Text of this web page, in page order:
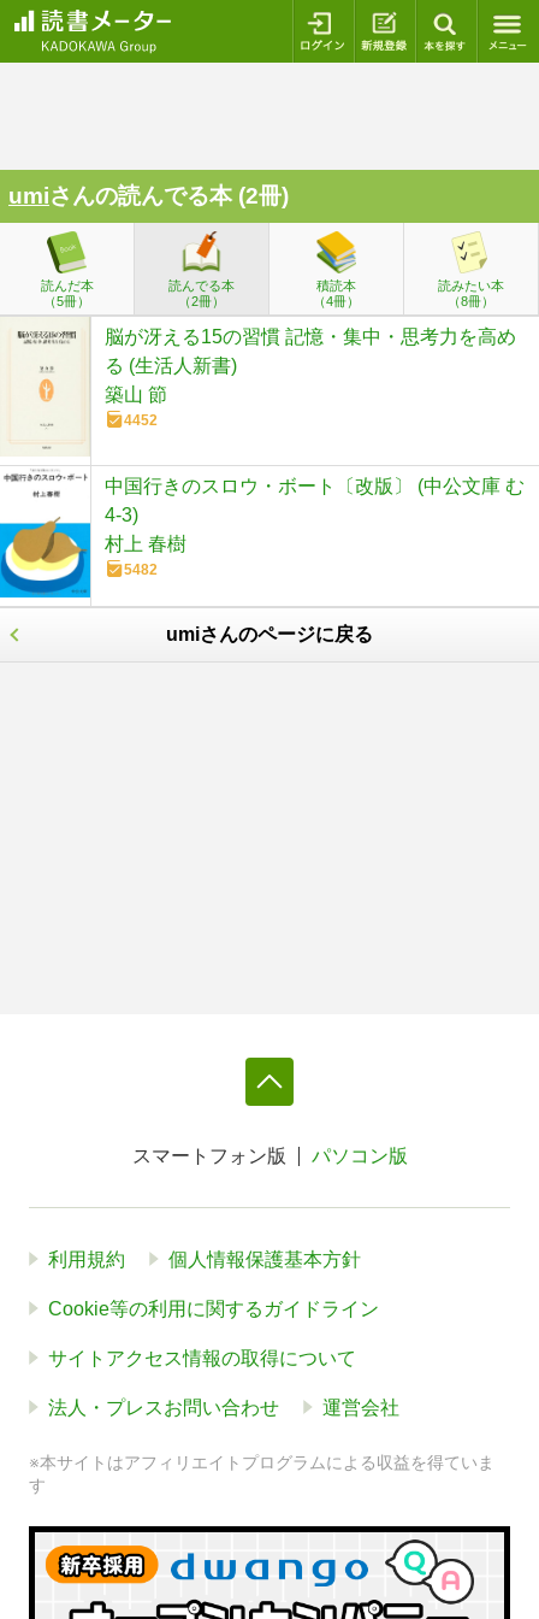
ログイン 新規登録
umiさんの読んでる本 (2冊)
読んだ本
（5冊）
読んでる本
（2冊）
積読本
（4冊）
読みたい本
（8冊）
脳が冴える15の習慣 記憶・集中・思考力を高め
る (生活人新書)
築山 節
4452
中国行きのスロウ・ボート〔改版〕 (中公文庫 む
4-3)
村上 春樹
5482
umiさんのページに戻る
スマートフォン版 パソコン版
利用規約 個人情報保護基本方針
Cookie等の利用に関するガイドライン
サイトアクセス情報の取得について
法人・プレスお問い合わせ 運営会社
※本サイトはアフィリエイトプログラムによる収益を得ていま
す